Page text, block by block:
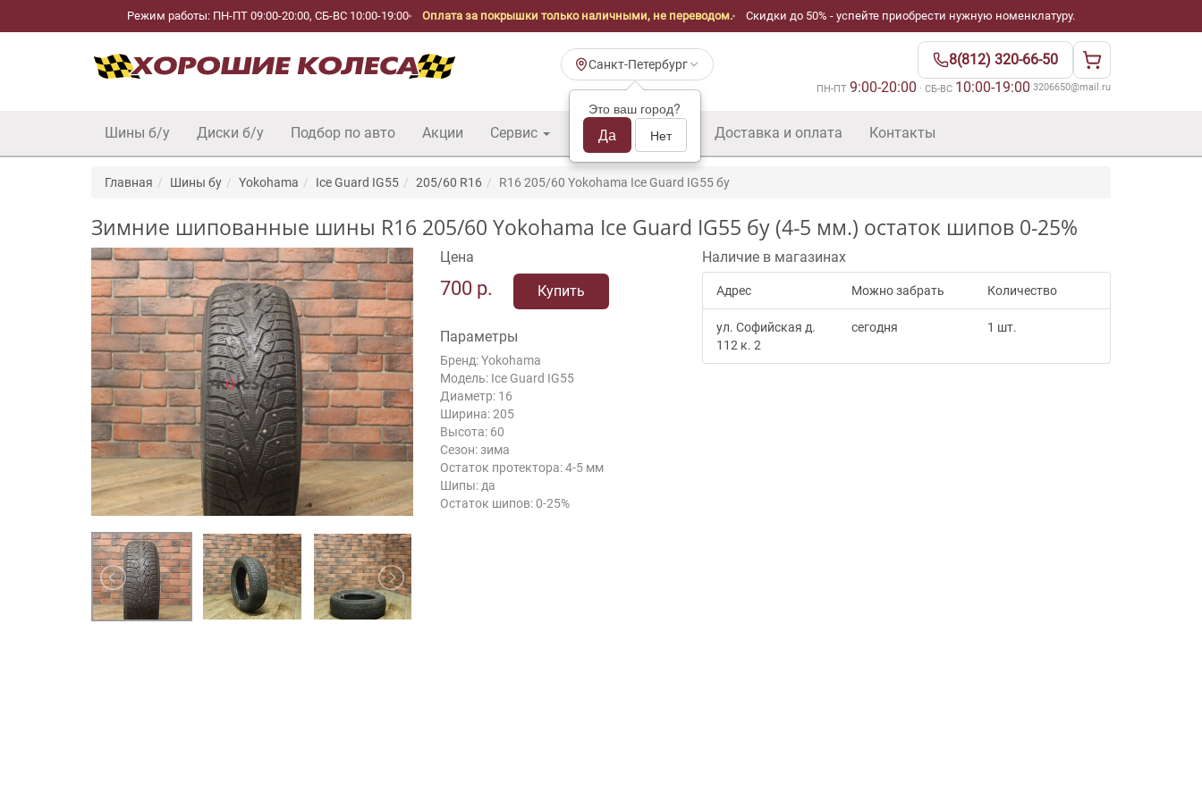
Режим работы: ПН-ПТ 09:00-20:00, СБ-ВС 10:00-19:00 Оплата за покрышки только наличными, не переводом. Скидки до 50% - успейте приобрести нужную номенклатуру.
Санкт-Петербург
Это ваш город?
Да Нет
8(812) 320-66-50
ПН-ПТ 9:00-20:00 · СБ-ВС 10:00-19:00·3206650@mail.ru
Шины б/у Диски б/у Подбор по авто Акции Сервис Шины б/у оптом Доставка и оплата Контакты
Главная Шины бу Yokohama Ice Guard IG55 205/60 R16 R16 205/60 Yokohama Ice Guard IG55 бу
Зимние шипованные шины R16 205/60 Yokohama Ice Guard IG55 бу (4-5 мм.) остаток шипов 0-25%
Цена
700 р. Купить
Параметры
Бренд: Yokohama
Модель: Ice Guard IG55
Диаметр: 16
Ширина: 205
Высота: 60
Сезон: зима
Остаток протектора: 4-5 мм
Шипы: да
Остаток шипов: 0-25%
Наличие в магазинах
Адрес Можно забрать Количество
ул. Софийская д.
112 к. 2
сегодня 1 шт.